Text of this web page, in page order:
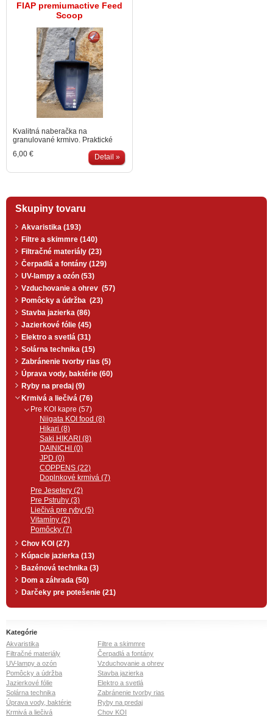
FIAP premiumactive Feed
Scoop
Kvalitná naberačka na
granulované krmivo. Praktické
rysky na meranie objemu
nabratého krmiva. Objem
6,00 € Detail »
Skupiny tovaru
Akvaristika (193)
Filtre a skimmre (140)
Filtračné materiály (23)
Čerpadlá a fontány (129)
UV-lampy a ozón (53)
Vzduchovanie a ohrev (57)
Pomôcky a údržba (23)
Stavba jazierka (86)
Jazierkové fólie (45)
Elektro a svetlá (31)
Solárna technika (15)
Zabránenie tvorby rias (5)
Úprava vody, baktérie (60)
Ryby na predaj (9)
Krmivá a liečivá (76)
Pre KOI kapre (57)
Niigata KOI food (8)
Hikari (8)
Saki HIKARI (8)
DAINICHI (0)
JPD (0)
COPPENS (22)
Doplnkové krmivá (7)
Pre Jesetery (2)
Pre Pstruhy (3)
Liečivá pre ryby (5)
Vitamíny (2)
Pomôcky (7)
Chov KOI (27)
Kúpacie jazierka (13)
Bazénová technika (3)
Dom a záhrada (50)
Darčeky pre potešenie (21)
Kategórie
Akvaristika
Filtre a skimmre
Filtračné materiály
Čerpadlá a fontány
UV-lampy a ozón
Vzduchovanie a ohrev
Pomôcky a údržba
Stavba jazierka
Jazierkové fólie
Elektro a svetlá
Solárna technika
Zabránenie tvorby rias
Úprava vody, baktérie
Ryby na predaj
Krmivá a liečivá
Chov KOI